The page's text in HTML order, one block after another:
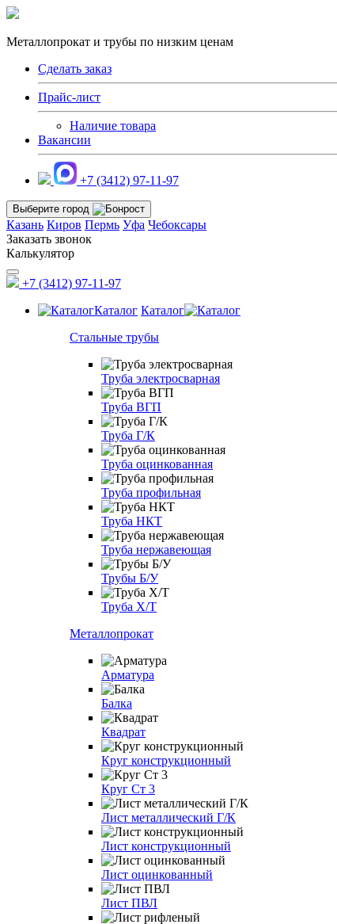
Металлопрокат и трубы по низким ценам
Сделать заказ
Прайс-лист
Наличие товара
Вакансии
+7 (3412) 97-11-97
Выберите город
Казань Киров Пермь Уфа Чебоксары
Заказать звонок
Калькулятор
+7 (3412) 97-11-97
Каталог Каталог
Стальные трубы
Труба электросварная
Труба ВГП
Труба Г/К
Труба оцинкованная
Труба профильная
Труба НКТ
Труба нержавеющая
Трубы Б/У
Труба Х/Т
Металлопрокат
Арматура
Балка
Квадрат
Круг конструкционный
Круг Ст 3
Лист металлический Г/К
Лист конструкционный
Лист оцинкованный
Лист ПВЛ